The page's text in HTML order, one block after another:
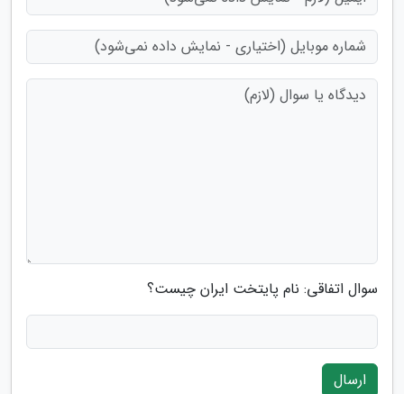
سوال اتفاقی: نام پایتخت ایران چیست؟
ارسال